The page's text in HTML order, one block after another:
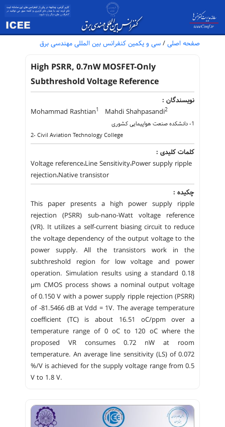
صفحه اصلی / سی و یکمین کنفرانس بین المللی مهندسی برق
High PSRR, 0.7nW MOSFET-Only
Subthreshold Voltage Reference
نویسندگان :
Mohammad Rashtian1 Mahdi Shahpasandi2
1- دانشکده صنعت هواپیمایی کشوری
2- Civil Aviation Technology College
کلمات کلیدی :
Voltage reference،Line Sensitivity،Power supply ripple
rejection،Native transistor
چکیده :
This paper presents a high power supply ripple
rejection (PSRR) sub-nano-Watt voltage reference
(VR). It utilizes a self-current biasing circuit to reduce
the voltage dependency of the output voltage to the
power supply. All the transistors work in the
subthreshold region for low voltage and power
operation. Simulation results using a standard 0.18
µm CMOS process shows a nominal output voltage
of 0.150 V with a power supply ripple rejection (PSRR)
of -81.5466 dB at Vdd = 1V. The average temperature
coefficient (TC) is about 16.51 oC/ppm over a
temperature range of 0 oC to 120 oC where the
proposed VR consumes 0.72 nW at room
temperature. An average line sensitivity (LS) of 0.072
%/V is achieved for the supply voltage range from 0.5
V to 1.8 V.